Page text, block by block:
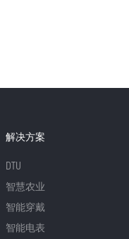
解决方案
DTU
智慧农业
智能穿戴
智能电表